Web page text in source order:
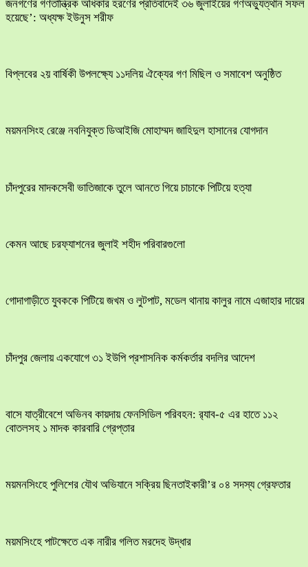
জনগণের গণতান্ত্রিক অধিকার হরণের প্রতিবাদেই ৩৬ জুলাইয়ের গণঅভ্যুত্থান সফল
হয়েছে’: অধ্যক্ষ ইউনুস শরীফ
বিপ্লবের ২য় বার্ষিকী উপলক্ষ্যে ১১দলিয় ঐক্যের গণ মিছিল ও সমাবেশ অনুষ্ঠিত
ময়মনসিংহ রেঞ্জে নবনিযুক্ত ডিআইজি মোহাম্মদ জাহিদুল হাসানের যোগদান
চাঁদপুরের মাদকসেবী ভাতিজাকে তুলে আনতে গিয়ে চাচাকে পিটিয়ে হত্যা
কেমন আছে চরফ্যাশনের জুলাই শহীদ পরিবারগুলো
​গোদাগাড়ীতে যুবককে পিটিয়ে জখম ও লুটপাট, মডেল থানায় কালুর নামে এজাহার দায়ের
চাঁদপুর জেলায় একযোগে ৩১ ইউপি প্রশাসনিক কর্মকর্তার বদলির আদেশ
বাসে যাত্রীবেশে অভিনব কায়দায় ফেনসিডিল পরিবহন: র‍্যাব-৫ এর হাতে ১১২
বোতলসহ ১ মাদক কারবারি গ্রেপ্তার
ময়মনসিংহে পুলিশের যৌথ অভিযানে সক্রিয় ছিনতাইকারী’র ০৪ সদস্য গ্রেফতার
ময়মসিংহে পাটক্ষেতে এক নারীর গলিত মরদেহ উদ্ধার